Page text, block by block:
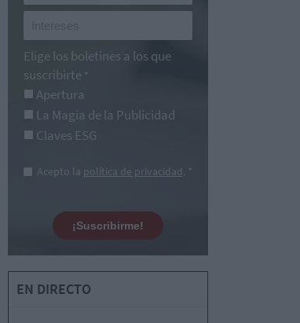
Elige los boletines a los que
suscribirte *
Apertura
La Magia de la Publicidad
Claves ESG
Acepto la política de privacidad. *
¡Suscribirme!
EN DIRECTO